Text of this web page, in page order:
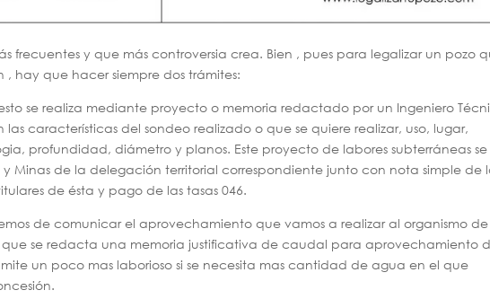
frecuentes y que más controversia crea. Bien , pues para legalizar un pozo
hay que hacer siempre dos trámites:
se realiza mediante proyecto o memoria redactado por un Ingeniero
características del sondeo realizado o que se quiere realizar, uso, lugar,
profundidad, diámetro y planos. Este proyecto de labores subterráneas se
Minas de la delegación territorial correspondiente junto con nota simple de
de ésta y pago de las tasas 046.
de comunicar el aprovechamiento que vamos a realizar al organismo de
se redacta una memoria justificativa de caudal para aprovechamiento
un poco mas laborioso si se necesita mas cantidad de agua en el que